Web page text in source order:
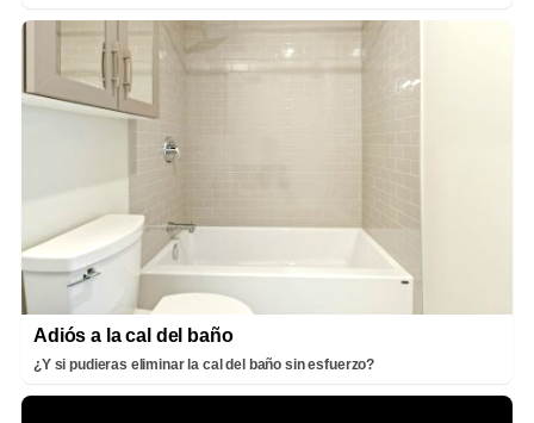
Adiós a la cal del baño
¿Y si pudieras eliminar la cal del baño sin esfuerzo?